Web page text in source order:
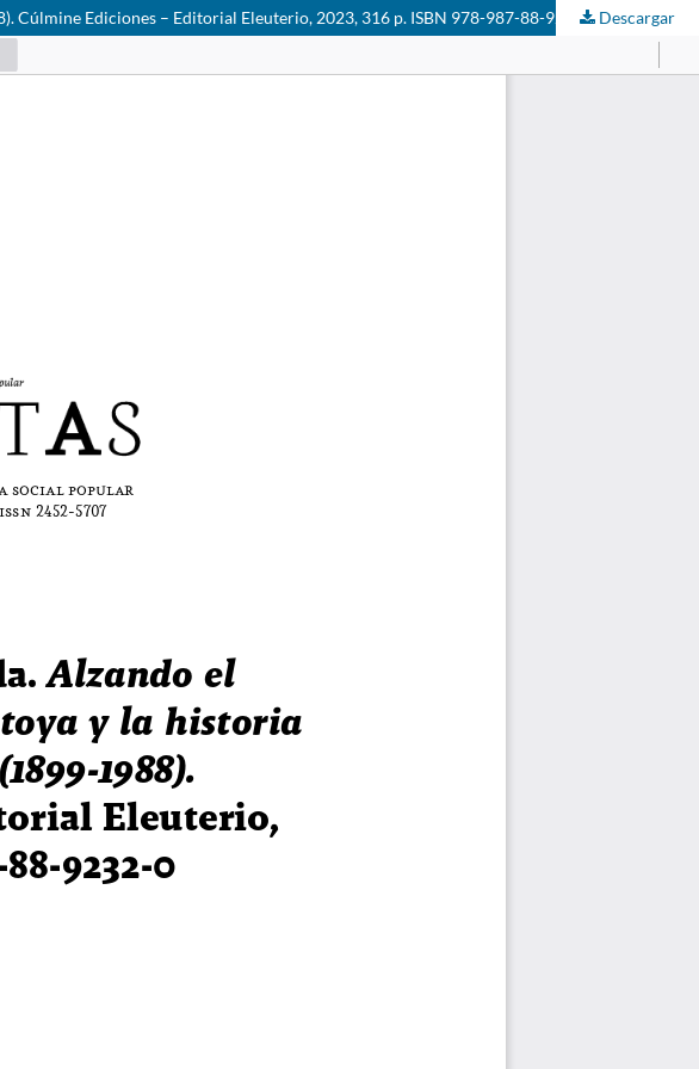
Cúlmine Ediciones – Editorial Eleuterio, 2023, 316 p. ISBN 978-987-88-9232-0 Descargar